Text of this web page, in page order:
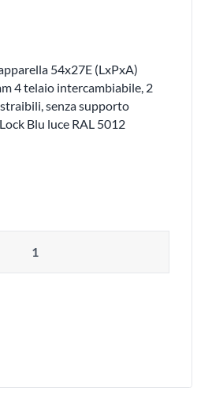
54x27E (LxPxA)
4 telaio intercambiabile, 2
senza supporto
Blu luce RAL 5012